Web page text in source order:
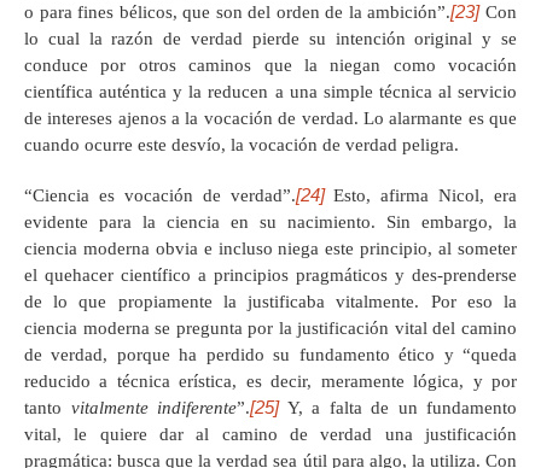
o para fines bélicos, que son del orden de la ambición”.[23]Con
lo cual la razón de verdad pierde su intención original y se
conduce por otros caminos que la niegan como vocación
científica auténtica y la reducen a una simple técnica al servicio
de intereses ajenos a la vocación de verdad. Lo alarmante es que
cuando ocurre este desvío, la vocación de verdad peligra.
“Ciencia es vocación de verdad”.[24]Esto, afirma Nicol, era
evidente para la ciencia en su nacimiento. Sin embargo, la
ciencia moderna obvia e incluso niega este principio, al someter
el quehacer científico a principios pragmáticos y des-prenderse
de lo que propiamente la justificaba vitalmente. Por eso la
ciencia moderna se pregunta por la justificación vital del camino
de verdad, porque ha perdido su fundamento ético y “queda
reducido a técnica erística, es decir, meramente lógica, y por
tanto vitalmente indiferente”.[25]Y, a falta de un fundamento
vital, le quiere dar al camino de verdad una justificación
pragmática: busca que la verdad sea útil para algo, la utiliza. Con